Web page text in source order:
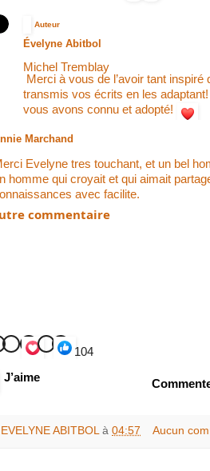
Auteur
Évelyne Abitbol
Michel Tremblay
Merci à vous de l’avoir tant inspiré
transmis vos écrits en les
vous avons connu et adopté!
Marchand
Evelyne tres touchant, et un bel
homme qui croyait et qui aimait
avec facilite.
commentaire
104
J’aime
EVELYNE ABITBOL à 04:57 Aucun